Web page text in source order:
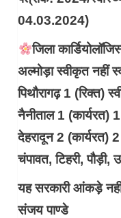
04.03.2024)
जिला
अल्मोड़ा स्वीकृत नहीं
पिथौरागढ़ 1 (रिक्त)
नैनीताल 1 (कार्यरत)
देहरादून 2 (कार्यरत)
चंपावत, टिहरी, पौड़ी,
यह सरकारी आंकड़े
संजय पाण्डे